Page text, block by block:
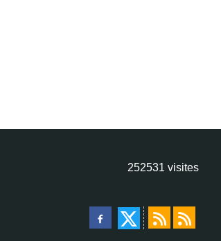
252531 visites